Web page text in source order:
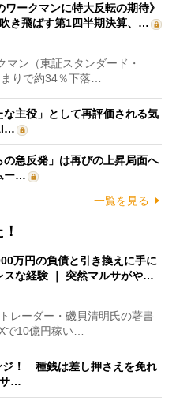
ワークマンに特大反転の期待》
き飛ばす第1四半期決算、…
ン（東証スタンダード・
りで約34％下落…
主役」として再評価される気
急反発」は再びの上昇局面へ
ー…
一覧を見る
万円の負債と引き換えに手に
スな経験 ｜ 突然マルサがや…
レーダー・磯貝清明氏の著書
で10億円稼い…
ジ！ 種銭は差し押さえを免れ
サ…